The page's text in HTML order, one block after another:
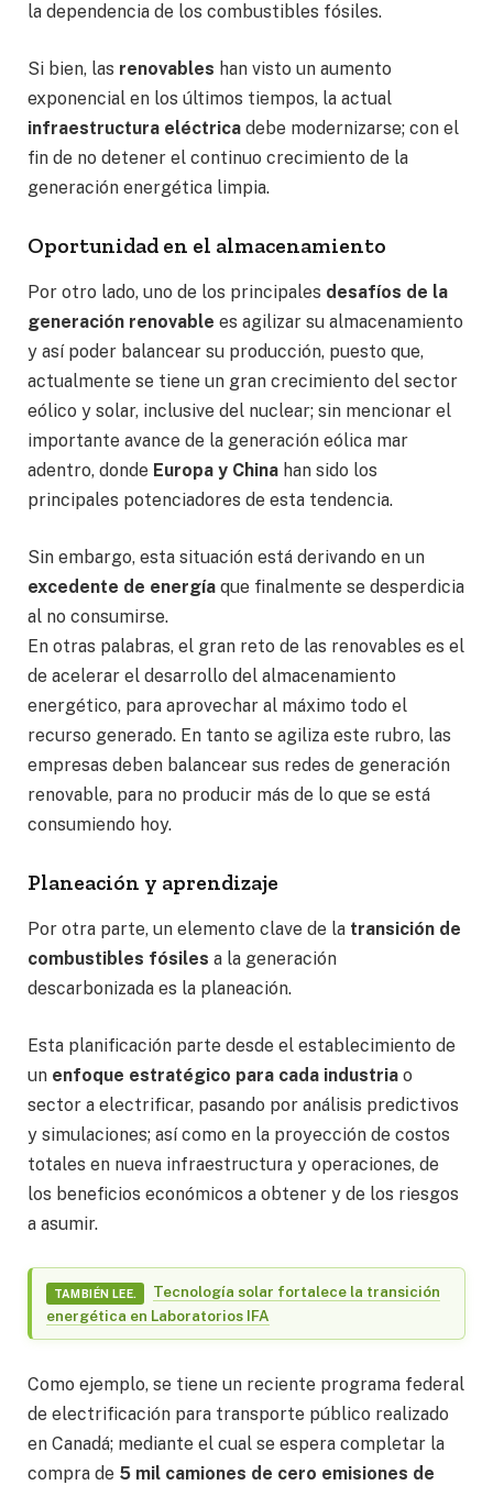
la dependencia de los combustibles fósiles.
Si bien, las renovables han visto un aumento
exponencial en los últimos tiempos, la actual
infraestructura eléctrica debe modernizarse; con el
fin de no detener el continuo crecimiento de la
generación energética limpia.
Oportunidad en el almacenamiento
Por otro lado, uno de los principales desafíos de la
generación renovable es agilizar su almacenamiento
y así poder balancear su producción, puesto que,
actualmente se tiene un gran crecimiento del sector
eólico y solar, inclusive del nuclear; sin mencionar el
importante avance de la generación eólica mar
adentro, donde Europa y China han sido los
principales potenciadores de esta tendencia.
Sin embargo, esta situación está derivando en un
excedente de energía que finalmente se desperdicia
al no consumirse.
En otras palabras, el gran reto de las renovables es el
de acelerar el desarrollo del almacenamiento
energético, para aprovechar al máximo todo el
recurso generado. En tanto se agiliza este rubro, las
empresas deben balancear sus redes de generación
renovable, para no producir más de lo que se está
consumiendo hoy.
Planeación y aprendizaje
Por otra parte, un elemento clave de la transición de
combustibles fósiles a la generación
descarbonizada es la planeación.
Esta planificación parte desde el establecimiento de
un enfoque estratégico para cada industria o
sector a electrificar, pasando por análisis predictivos
y simulaciones; así como en la proyección de costos
totales en nueva infraestructura y operaciones, de
los beneficios económicos a obtener y de los riesgos
a asumir.
TAMBIÉN LEE.
Tecnología solar fortalece la transición
energética en Laboratorios IFA
Como ejemplo, se tiene un reciente programa federal
de electrificación para transporte público realizado
en Canadá; mediante el cual se espera completar la
compra de 5 mil camiones de cero emisiones de